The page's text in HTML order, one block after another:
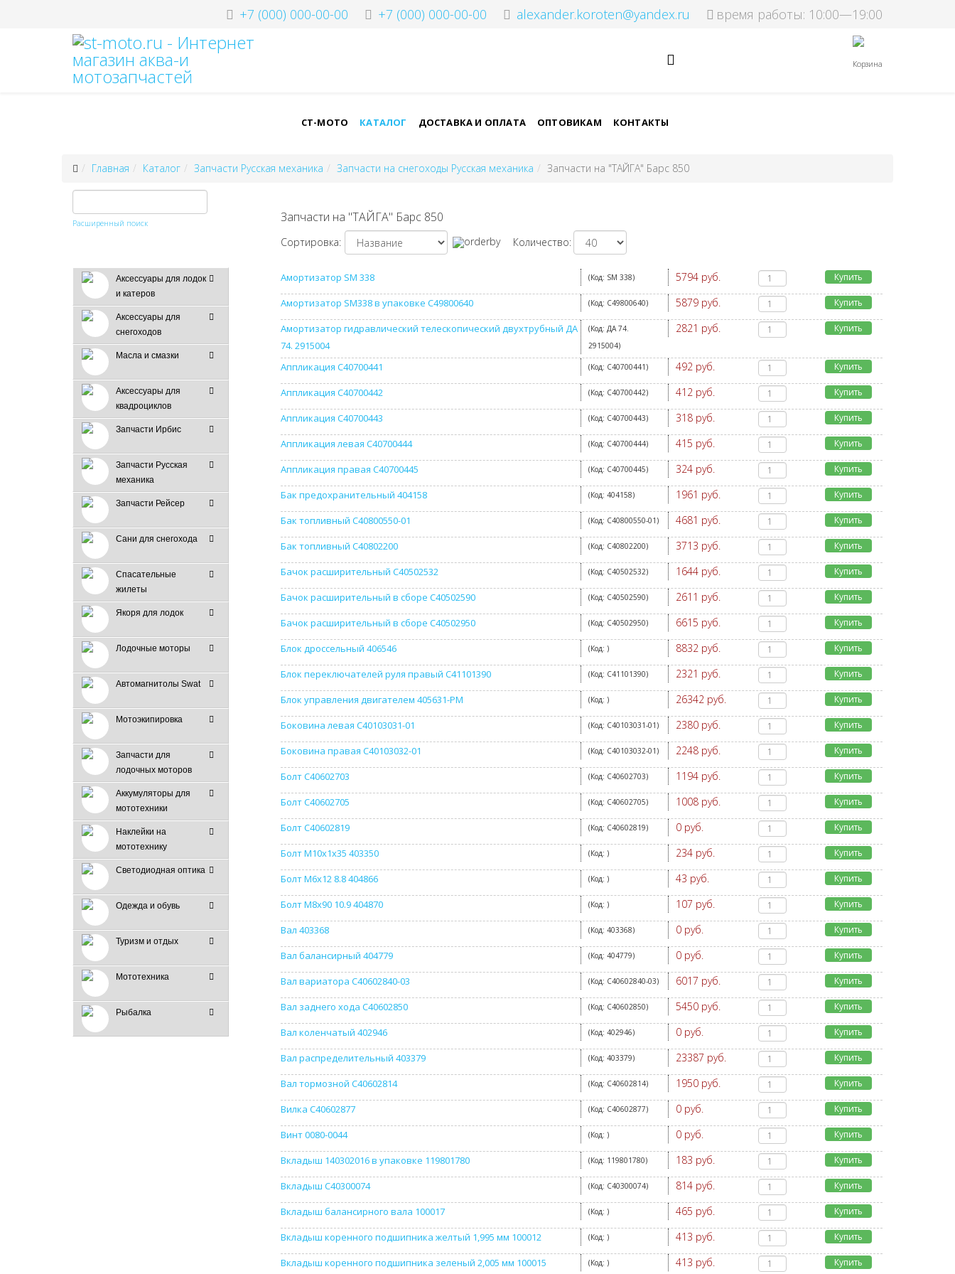
+7 (000) 000-00-00 +7 (000) 000-00-00 alexander.koroten@yandex.ru время работы: 10:00—19:00
СТ-МОТО КАТАЛОГ ДОСТАВКА И ОПЛАТА ОПТОВИКАМ КОНТАКТЫ
Корзина
Главная Каталог Запчасти Русская механика Запчасти на снегоходы Русская механика Запчасти на "ТАЙГА" Барс 850
Расширенный поиск
Аксессуары для лодок
и катеров
Аксессуары для
снегоходов
Масла и смазки
Аксессуары для
квадроциклов
Запчасти Ирбис
Запчасти Русская
механика
Запчасти Рейсер
Сани для снегохода
Спасательные
жилеты
Якоря для лодок
Лодочные моторы
Автомагнитолы Swat
Мотоэкипировка
Запчасти для
лодочных моторов
Аккумуляторы для
мототехники
Наклейки на
мототехнику
Светодиодная оптика
Одежда и обувь
Туризм и отдых
Мототехника
Рыбалка
Запчасти на "ТАЙГА" Барс 850
Сортировка: Количество:
Амортизатор SM 338 (Код: SM 338) 5794 руб. Купить
Амортизатор SM338 в упаковке C49800640 (Код: C49800640) 5879 руб. Купить
Амортизатор гидравлический телескопический двухтрубный ДА
74. 2915004
(Код:ДА 74.
2915004)
2821 руб. Купить
Аппликация C40700441 (Код: C40700441) 492 руб. Купить
Аппликация C40700442 (Код: C40700442) 412 руб. Купить
Аппликация C40700443 (Код: C40700443) 318 руб. Купить
Аппликация левая C40700444 (Код: C40700444) 415 руб. Купить
Аппликация правая C40700445 (Код: C40700445) 324 руб. Купить
Бак предохранительный 404158 (Код:404158) 1961 руб. Купить
Бак топливный C40800550-01 (Код: C40800550-01) 4681 руб. Купить
Бак топливный C40802200 (Код: C40802200) 3713 руб. Купить
Бачок расширительный C40502532 (Код: C40502532) 1644 руб. Купить
Бачок расширительный в сборе C40502590 (Код: C40502590) 2611 руб. Купить
Бачок расширительный в сборе C40502950 (Код: C40502950) 6615 руб. Купить
Блок дроссельный 406546 (Код:) 8832 руб. Купить
Блок переключателей руля правый C41101390 (Код: C41101390) 2321 руб. Купить
Блок управления двигателем 405631-РМ (Код:) 26342 руб. Купить
Боковина левая C40103031-01 (Код: C40103031-01) 2380 руб. Купить
Боковина правая C40103032-01 (Код: C40103032-01) 2248 руб. Купить
Болт C40602703 (Код: C40602703) 1194 руб. Купить
Болт C40602705 (Код: C40602705) 1008 руб. Купить
Болт C40602819 (Код: C40602819) 0 руб. Купить
Болт M10x1x35 403350 (Код:) 234 руб. Купить
Болт М6х12 8.8 404866 (Код:) 43 руб. Купить
Болт М8х90 10.9 404870 (Код:) 107 руб. Купить
Вал 403368 (Код:403368) 0 руб. Купить
Вал балансирный 404779 (Код:404779) 0 руб. Купить
Вал вариатора C40602840-03 (Код: C40602840-03) 6017 руб. Купить
Вал заднего хода C40602850 (Код: C40602850) 5450 руб. Купить
Вал коленчатый 402946 (Код:402946) 0 руб. Купить
Вал распределительный 403379 (Код:403379) 23387 руб. Купить
Вал тормозной C40602814 (Код: C40602814) 1950 руб. Купить
Вилка C40602877 (Код: C40602877) 0 руб. Купить
Винт 0080-0044 (Код:) 0 руб. Купить
Вкладыш 140302016 в упаковке 119801780 (Код: 119801780) 183 руб. Купить
Вкладыш C40300074 (Код: C40300074) 814 руб. Купить
Вкладыш балансирного вала 100017 (Код:) 465 руб. Купить
Вкладыш коренного подшипника желтый 1,995 мм 100012 (Код:) 413 руб. Купить
Вкладыш коренного подшипника зеленый 2,005 мм 100015 (Код:) 413 руб. Купить